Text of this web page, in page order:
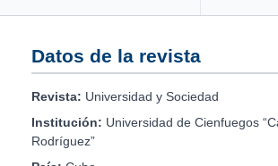
Datos de la revista
Revista: Universidad y Sociedad
Institución: Universidad de Cienfuegos
Rodríguez”